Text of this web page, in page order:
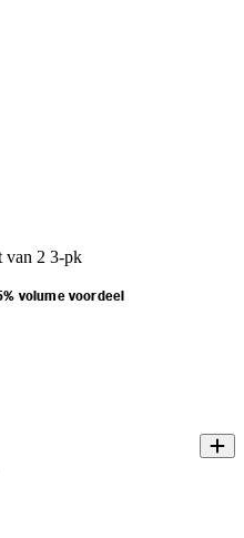
van 2 3-pk
volume voordeel